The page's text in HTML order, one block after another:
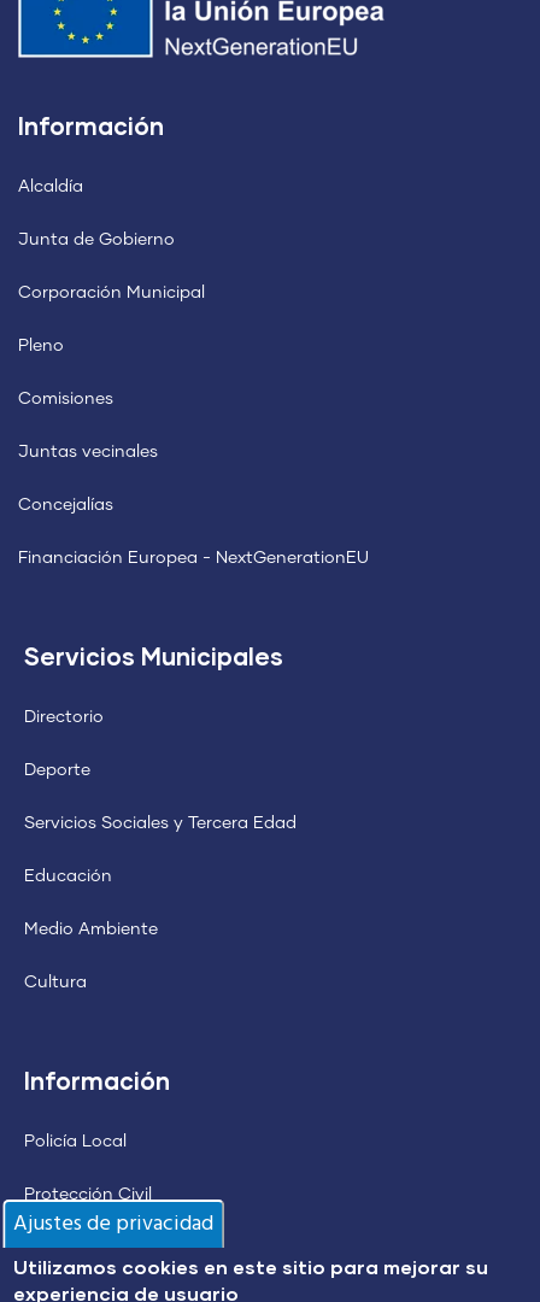
Información
Alcaldía
Junta de Gobierno
Corporación Municipal
Pleno
Comisiones
Juntas vecinales
Concejalías
Financiación Europea - NextGenerationEU
Servicios Municipales
Directorio
Deporte
Servicios Sociales y Tercera Edad
Educación
Medio Ambiente
Cultura
Información
Policía Local
Protección Civil
Alumbrado Público
Ajustes de privacidad
Utilizamos cookies en este sitio para mejorar su
experiencia de usuario